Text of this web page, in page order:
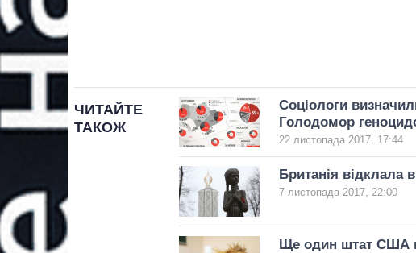
ЧИТАЙТЕ
ТАКОЖ
Соціологи
Голодомор
22 листопада 2017, 17:44
Британія відклала
7 листопада 2017, 22:00
Ще один штат США